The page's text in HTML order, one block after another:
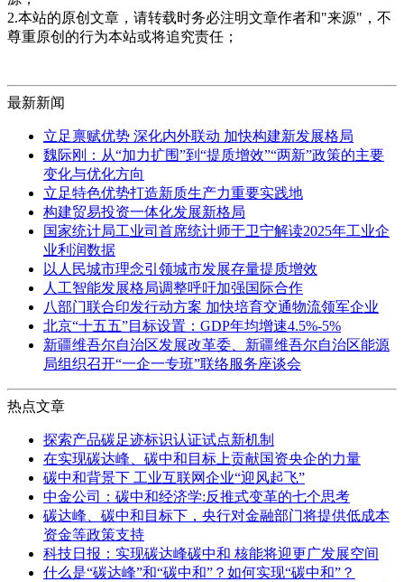
2.本站的原创文章，请转载时务必注明文章作者和"来源"，不
尊重原创的行为本站或将追究责任；
最新新闻
立足禀赋优势 深化内外联动 加快构建新发展格局
魏际刚：从“加力扩围”到“提质增效”“两新”政策的主要
变化与优化方向
立足特色优势打造新质生产力重要实践地
构建贸易投资一体化发展新格局
国家统计局工业司首席统计师于卫宁解读2025年工业企
业利润数据
以人民城市理念引领城市发展存量提质增效
人工智能发展格局调整呼吁加强国际合作
八部门联合印发行动方案 加快培育交通物流领军企业
北京“十五五”目标设置：GDP年均增速4.5%-5%
新疆维吾尔自治区发展改革委、新疆维吾尔自治区能源
局组织召开“一企一专班”联络服务座谈会
热点文章
探索产品碳足迹标识认证试点新机制
在实现碳达峰、碳中和目标上贡献国资央企的力量
碳中和背景下 工业互联网企业“迎风起飞”
中金公司：碳中和经济学:反推式变革的七个思考
碳达峰、碳中和目标下，央行对金融部门将提供低成本
资金等政策支持
科技日报：实现碳达峰碳中和 核能将迎更广发展空间
什么是“碳达峰”和“碳中和”？如何实现“碳中和”？